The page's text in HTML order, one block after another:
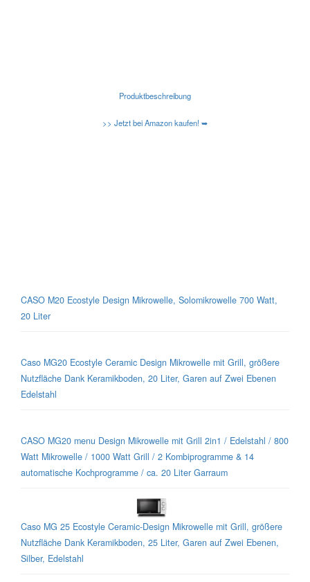
Produktbeschreibung
>> Jetzt bei Amazon kaufen! ➥
CASO M20 Ecostyle Design Mikrowelle, Solomikrowelle 700 Watt,
20 Liter
Caso MG20 Ecostyle Ceramic Design Mikrowelle mit Grill, größere
Nutzfläche Dank Keramikboden, 20 Liter, Garen auf Zwei Ebenen
Edelstahl
CASO MG20 menu Design Mikrowelle mit Grill 2in1 / Edelstahl / 800
Watt Mikrowelle / 1000 Watt Grill / 2 Kombiprogramme & 14
automatische Kochprogramme / ca. 20 Liter Garraum
Caso MG 25 Ecostyle Ceramic-Design Mikrowelle mit Grill, größere
Nutzfläche Dank Keramikboden, 25 Liter, Garen auf Zwei Ebenen,
Silber, Edelstahl